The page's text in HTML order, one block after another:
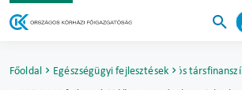
Főoldal Egészségügyi fejlesztésekUniós